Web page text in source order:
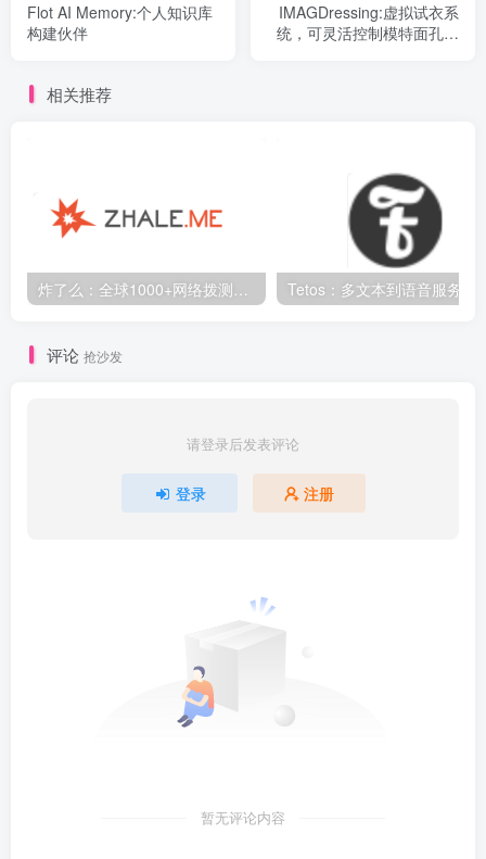
Flot AI Memory:个人知识库
构建伙伴
IMAGDressing:虚拟试衣系
统，可灵活控制模特面孔、
相关推荐
炸了么：全球1000+网络拨测节点，多功能网络测速与监控平台
评论 抢沙发
请登录后发表评论
登录 注册
暂无评论内容